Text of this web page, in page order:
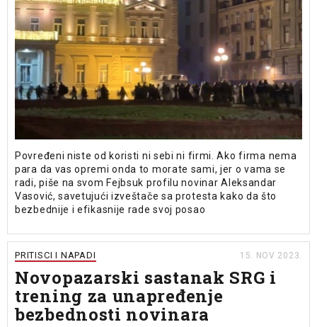
Povređeni niste od koristi ni sebi ni firmi. Ako firma nema
para da vas opremi onda to morate sami, jer o vama se
radi, piše na svom Fejbsuk profilu novinar Aleksandar
Vasović, savetujući izveštače sa protesta kako da što
bezbednije i efikasnije rade svoj posao
PRITISCI I NAPADI 15. NOV 2023.
Novopazarski sastanak SRG i
trening za unapređenje
bezbednosti novinara